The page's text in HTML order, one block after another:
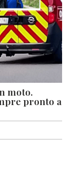
moto.
pronto a